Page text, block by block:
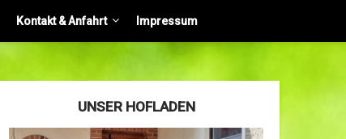
Kontakt & Anfahrt Impressum
UNSER HOFLADEN